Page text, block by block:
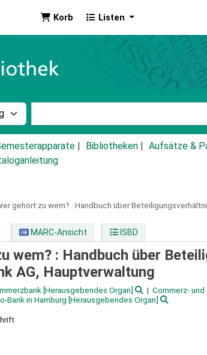
Korb Listen
nach:
Bibliotheken Aufsätze &
gehört zu wem? : Handbuch über
MARC-Ansicht ISBD
wem? : Handbuch über
AG, Hauptverwaltung
[Herausgebendes Organ] Commerz-
Bank in Hamburg [Herausgebendes Organ]